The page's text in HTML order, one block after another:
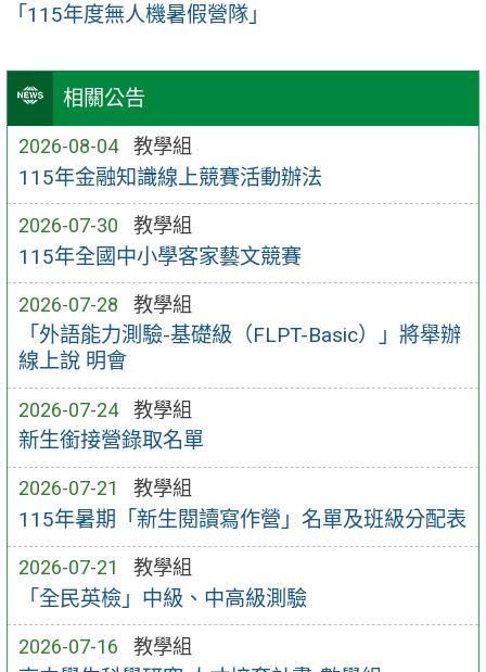
相關公告
2026-08-04 教學組
115年金融知識線上競賽活動辦法
2026-07-30 教學組
115年全國中小學客家藝文競賽
2026-07-28 教學組
「外語能力測驗-基礎級（FLPT-Basic）」將舉辦
線上說 明會
2026-07-24 教學組
新生銜接營錄取名單
2026-07-21 教學組
115年暑期「新生閱讀寫作營」名單及班級分配表
2026-07-21 教學組
「全民英檢」中級、中高級測驗
2026-07-16 教學組
「115年度無人機暑假營隊」